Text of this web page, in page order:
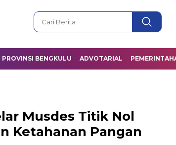
PROVINSI BENGKULU ADVOTARIAL
Musdes Titik Nol
Ketahanan Pangan